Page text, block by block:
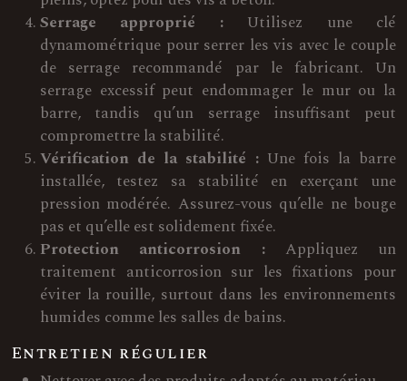
Serrage approprié : Utilisez une clé
dynamométrique pour serrer les vis avec le couple
de serrage recommandé par le fabricant. Un
serrage excessif peut endommager le mur ou la
barre, tandis qu’un serrage insuffisant peut
compromettre la stabilité.
Vérification de la stabilité : Une fois la barre
installée, testez sa stabilité en exerçant une
pression modérée. Assurez-vous qu’elle ne bouge
pas et qu’elle est solidement fixée.
Protection anticorrosion : Appliquez un
traitement anticorrosion sur les fixations pour
éviter la rouille, surtout dans les environnements
humides comme les salles de bains.
Entretien régulier